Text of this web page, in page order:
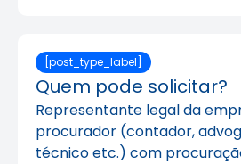
[post_type_label]
Quem pode solicitar?
Representante legal da
procurador (contador,
técnico etc.) com